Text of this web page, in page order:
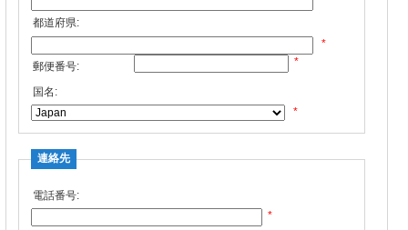
都道府県:
*
郵便番号:
*
国名:
*
連絡先
電話番号:
*